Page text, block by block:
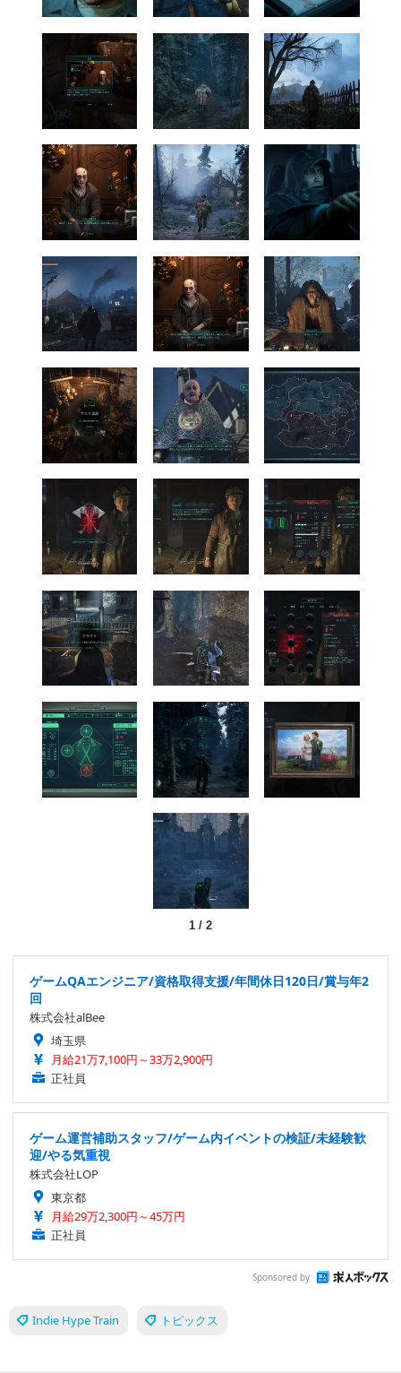
1/ 2
ゲームQAエンジニア/資格取得支援/年間休日120日/賞与年2
回
株式会社alBee
埼玉県
月給21万7,100円～33万2,900円
正社員
ゲーム運営補助スタッフ/ゲーム内イベントの検証/未経験歓
迎/やる気重視
株式会社LOP
東京都
月給29万2,300円～45万円
正社員
Sponsored by
Indie Hype Train トピックス